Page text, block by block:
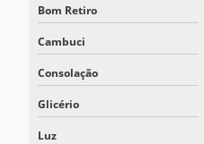
FORNECEDOR DE SISTEMA BESS
INVERSOR 125VCC
INVERSOR 125VCC PARA 220VCA
NOBREAK INDUSTRIAL
Bom Retiro
Cambuci
Consolação
Glicério
Luz